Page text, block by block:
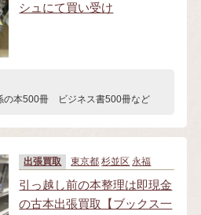
シュにて買い受け
本500冊 ビジネス書500冊など
出張買取 東京都 杉並区 永福
引っ越し前の本整理は即現金
の古本出張買取【ブックス一